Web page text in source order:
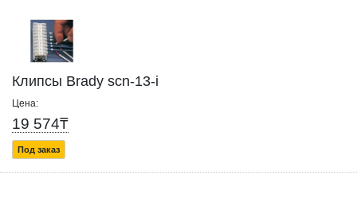
Клипсы Brady scn-13-i
Цена:
19 574₸
Под заказ